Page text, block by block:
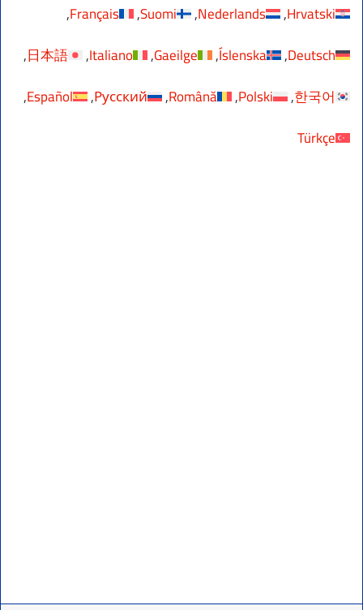
Hrvatski
Nederlands
Suomi
Français
Deutsch
Íslenska
Gaeilge
Italiano
日本語
한국어
Polski
Română
Русский
Español
Türkçe